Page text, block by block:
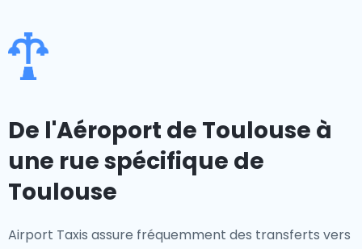
De l'Aéroport de Toulouse à
une rue spécifique de
Toulouse
Airport Taxis assure fréquemment des transferts vers